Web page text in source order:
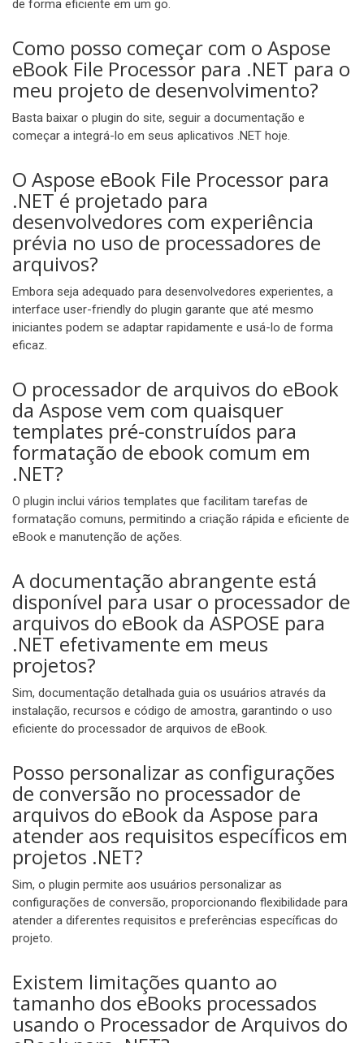
de forma eficiente em um go.
Como posso começar com o Aspose
eBook File Processor para .NET para o
meu projeto de desenvolvimento?
Basta baixar o plugin do site, seguir a documentação e
começar a integrá-lo em seus aplicativos .NET hoje.
O Aspose eBook File Processor para
.NET é projetado para
desenvolvedores com experiência
prévia no uso de processadores de
arquivos?
Embora seja adequado para desenvolvedores experientes, a
interface user-friendly do plugin garante que até mesmo
iniciantes podem se adaptar rapidamente e usá-lo de forma
eficaz.
O processador de arquivos do eBook
da Aspose vem com quaisquer
templates pré-construídos para
formatação de ebook comum em
.NET?
O plugin inclui vários templates que facilitam tarefas de
formatação comuns, permitindo a criação rápida e eficiente de
eBook e manutenção de ações.
A documentação abrangente está
disponível para usar o processador de
arquivos do eBook da ASPOSE para
.NET efetivamente em meus
projetos?
Sim, documentação detalhada guia os usuários através da
instalação, recursos e código de amostra, garantindo o uso
eficiente do processador de arquivos de eBook.
Posso personalizar as configurações
de conversão no processador de
arquivos do eBook da Aspose para
atender aos requisitos específicos em
projetos .NET?
Sim, o plugin permite aos usuários personalizar as
configurações de conversão, proporcionando flexibilidade para
atender a diferentes requisitos e preferências específicas do
projeto.
Existem limitações quanto ao
tamanho dos eBooks processados
usando o Processador de Arquivos do